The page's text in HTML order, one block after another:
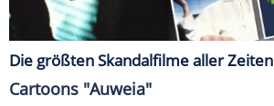
Die größten Skandalfilme aller Zeiten
Cartoons "Auweia"